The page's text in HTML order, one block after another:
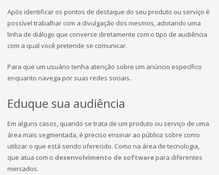
Após identificar os pontos de destaque do seu produto ou serviço é
possível trabalhar com a divulgação dos mesmos, adotando uma
linha de diálogo que converse diretamente com o tipo de audiência
com a qual você pretende se comunicar.
Para que um usuário tenha atenção sobre um anúncio específico
enquanto navega por suas redes sociais.
Eduque sua audiência
Em alguns casos, quando se trata de um produto ou serviço de uma
área mais segmentada, é preciso ensinar ao público sobre como
utilizar o que está sendo oferecido. Como na área de tecnologia,
que atua com o desenvolvimento de softwarepara diferentes
mercados.